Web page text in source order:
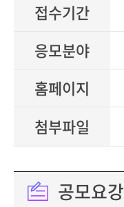
접수기간
응모분야
홈페이지
첨부파일
공모요강